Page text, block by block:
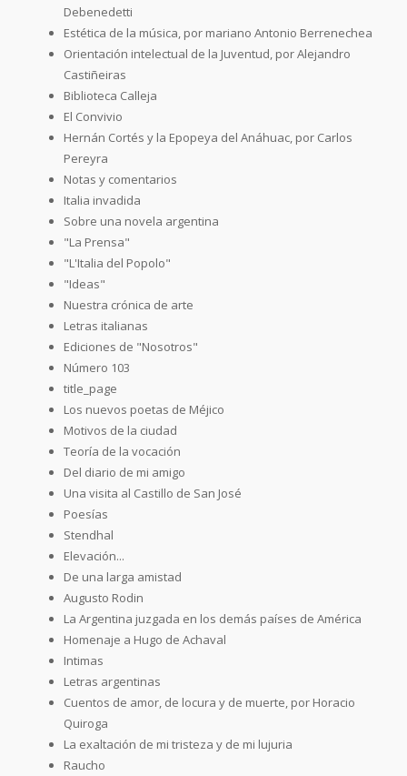
Debenedetti
Estética de la música, por mariano Antonio Berrenechea
Orientación intelectual de la Juventud, por Alejandro
Castiñeiras
Biblioteca Calleja
El Convivio
Hernán Cortés y la Epopeya del Anáhuac, por Carlos
Pereyra
Notas y comentarios
Italia invadida
Sobre una novela argentina
"La Prensa"
"L'Italia del Popolo"
"Ideas"
Nuestra crónica de arte
Letras italianas
Ediciones de "Nosotros"
Número 103
title_page
Los nuevos poetas de Méjico
Motivos de la ciudad
Teoría de la vocación
Del diario de mi amigo
Una visita al Castillo de San José
Poesías
Stendhal
Elevación...
De una larga amistad
Augusto Rodin
La Argentina juzgada en los demás países de América
Homenaje a Hugo de Achaval
Intimas
Letras argentinas
Cuentos de amor, de locura y de muerte, por Horacio
Quiroga
La exaltación de mi tristeza y de mi lujuria
Raucho